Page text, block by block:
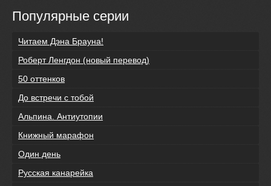
Популярные серии
Читаем Дэна Брауна!
Роберт Ленгдон (новый перевод)
50 оттенков
До встречи с тобой
Альпина. Антиутопии
Книжный марафон
Один день
Русская канарейка